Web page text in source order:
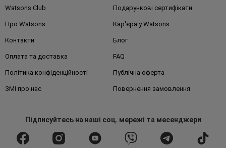
Watsons Club Подарункові сертифікати
Про Watsons Кар'єра у Watsons
Контакти Блог
Оплата та доставка FAQ
Політика конфіденційності Публічна оферта
ЗМІ про нас Повернення замовлення
Підписуйтесьна наші соц. мережі та месенджери